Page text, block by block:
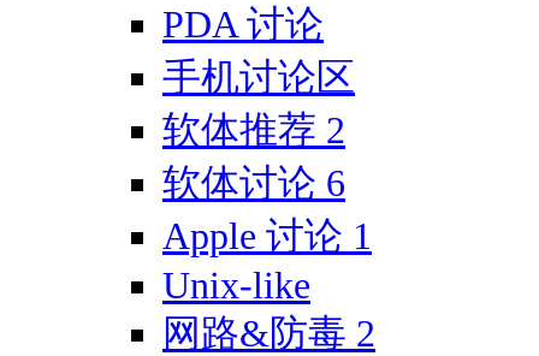
PDA 讨论
手机讨论区
软体推荐 2
软体讨论 6
Apple 讨论 1
Unix-like
网路&防毒 2